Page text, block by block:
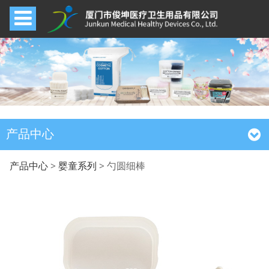
产品中心
勺圆细棒
产品中心> 婴童系列 > 勺圆细棒